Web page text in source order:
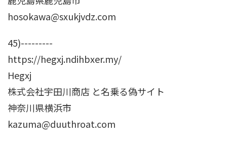
hosokawa@sxukjvdz.com
45)---------
https://hegxj.ndihbxer.my/
Hegxj
株式会社宇田川商店 と名乗る偽サイト
神奈川県横浜市
kazuma@duuthroat.com